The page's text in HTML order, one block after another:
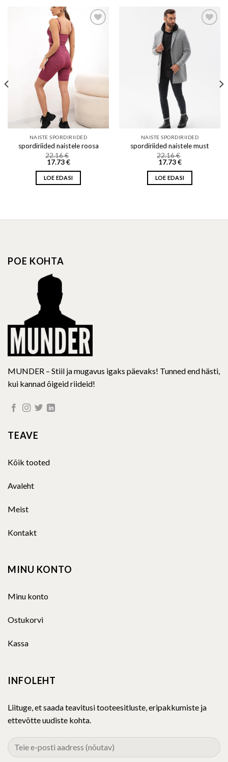
Add to wishlist
NAISTE SPORDIRIIDED
spordiriided naistele roosa
22.16€
17.73€
LOE EDASI
Add to wishlist
NAISTE SPORDIRIIDED
spordiriided naistele must
22.16€
17.73€
LOE EDASI
POE KOHTA
MUNDER – Stiil ja mugavus igaks päevaks! Tunned end hästi,
kui kannad õigeid riideid!
TEAVE
Kõik tooted
Avaleht
Meist
Kontakt
MINU KONTO
Minu konto
Ostukorvi
Kassa
INFOLEHT
Liituge, et saada teavitusi tooteesitluste, eripakkumiste ja
ettevõtte uudiste kohta.